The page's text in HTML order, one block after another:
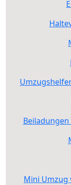
Mini Umzug